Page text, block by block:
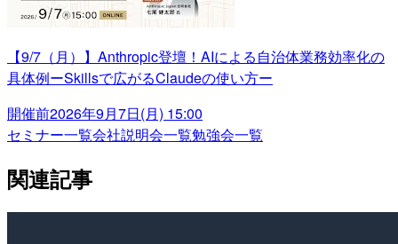
【9/7（月）】Anthropic登壇！AIによる自治体業務効率化の
具体例ーSkillsで広がるClaudeの使い方ー
開催前2026年9月7日(月) 15:00
セミナー一覧会社説明会一覧勉強会一覧
関連記事